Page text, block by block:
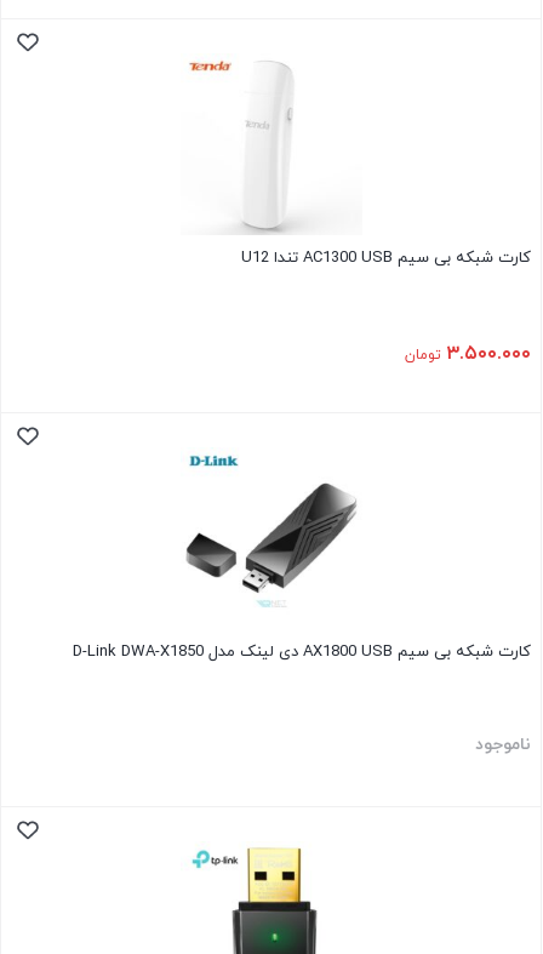
کارت شبکه بی سیم AC1300 USB تندا U12
۳.۵۰۰.۰۰۰ تومان
کارت شبکه بی ‌سیم AX1800 USB دی لینک مدل D-Link DWA-X1850
ناموجود